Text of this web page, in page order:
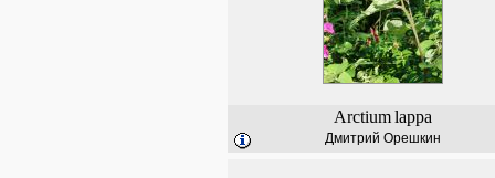
Arctium lappa
Дмитрий Орешкин